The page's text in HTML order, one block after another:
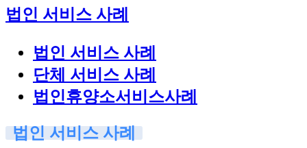
법인 서비스 사례
법인 서비스 사례
단체 서비스 사례
법인휴양소서비스사례
법인 서비스 사례